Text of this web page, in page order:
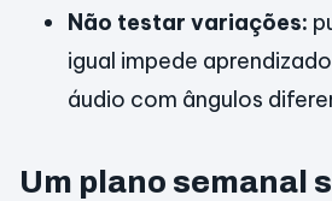
Não testar variações:
igual impede
áudio com ângulos
Um plano semanal